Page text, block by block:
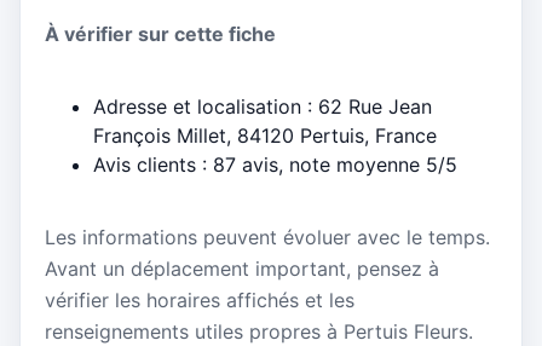
À vérifier sur cette fiche
Adresse et localisation : 62 Rue Jean
François Millet, 84120 Pertuis, France
Avis clients : 87 avis, note moyenne 5/5
Les informations peuvent évoluer avec le temps.
Avant un déplacement important, pensez à
vérifier les horaires affichés et les
renseignements utiles propres à Pertuis Fleurs.